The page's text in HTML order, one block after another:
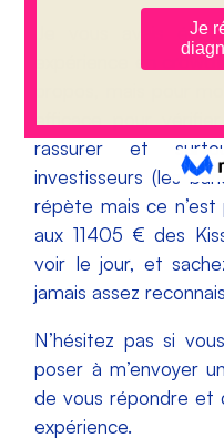
Je vous avais
expérience en
rassurer et
investisseurs (les
répète mais ce n’est
aux 11405 € des
voir le jour, et
jamais assez
N’hésitez pas si
poser à m’envoyer
de vous répondre et
expérience.